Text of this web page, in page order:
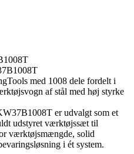
med 1008 dele fordelt i
af stål med høj styrke
er udvalgt som et
udstyret værktøjssæt til
værktøjsmængde, solid
i ét system.